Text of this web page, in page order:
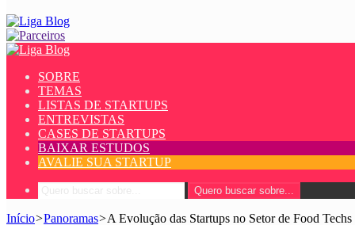
SOBRE
TEMAS
LISTAS DE STARTUPS
ENTREVISTAS
CASES DE STARTUPS
BAIXAR ESTUDOS
AVALIE SUA STARTUP
Quero buscar sobre...
Início>Panoramas>A Evolução das Startups no Setor de Food